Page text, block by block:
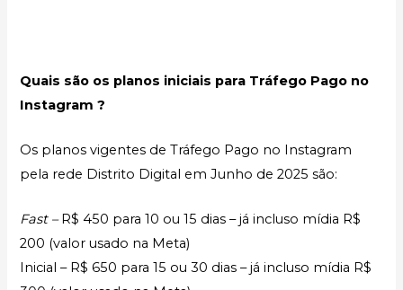
Quais são os planos iniciais para Tráfego Pago no
Instagram ?
Os planos vigentes de Tráfego Pago no Instagram
pela rede Distrito Digital em Junho de 2025 são:
Fast –R$ 450 para 10 ou 15 dias – já incluso mídia R$
200 (valor usado na Meta)
Inicial – R$ 650 para 15 ou 30 dias – já incluso mídia R$